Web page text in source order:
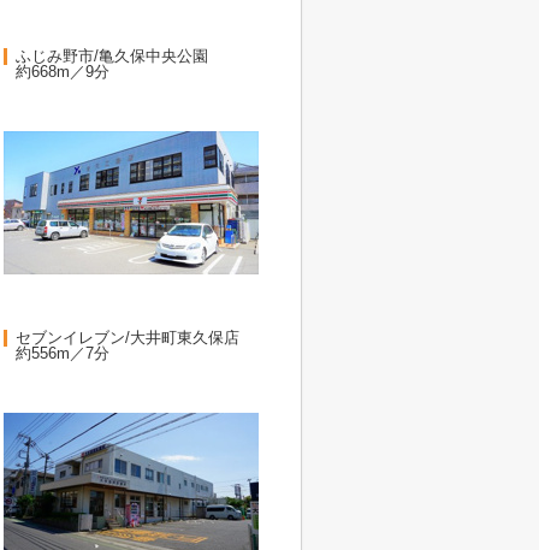
ふじみ野市/亀久保中央公園
約668m／9分
セブンイレブン/大井町東久保店
約556m／7分